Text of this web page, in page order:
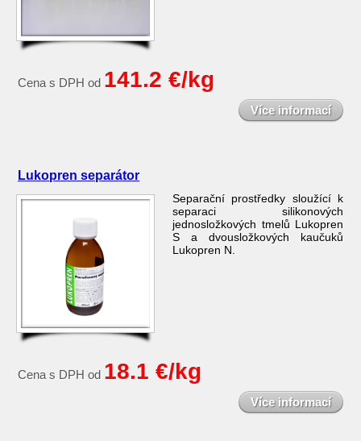
Cena s DPH od 141.2 €/kg
Více informací
Lukopren separátor
Separační prostředky sloužící k
separaci silikonových
jednosložkových tmelů Lukopren
S a dvousložkových kaučuků
Lukopren N.
Cena s DPH od 18.1 €/kg
Více informací